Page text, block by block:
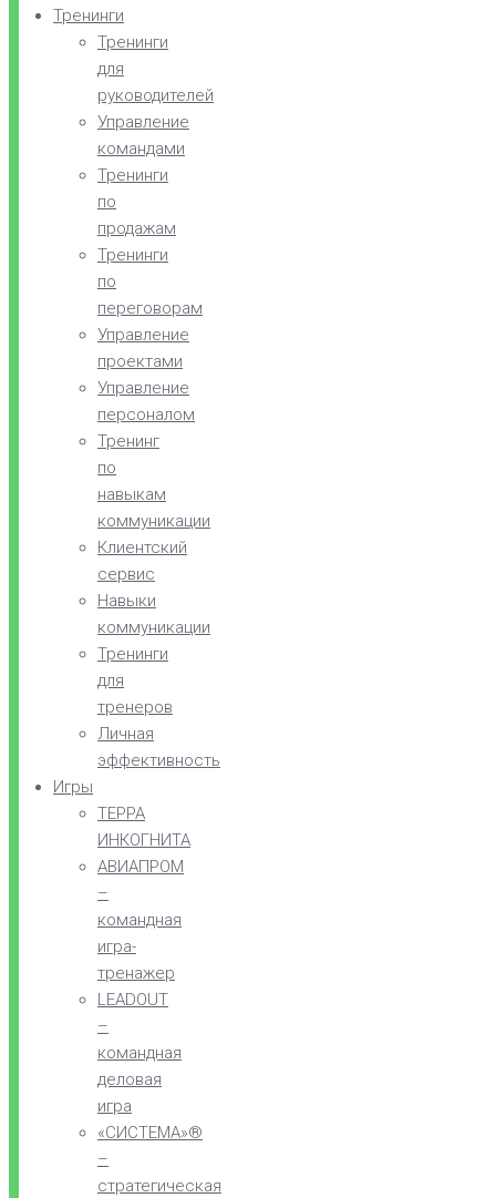
Тренинги
Тренинги
для
руководителей
Управление
командами
Тренинги
по
продажам
Тренинги
по
переговорам
Управление
проектами
Управление
персоналом
Тренинг
по
навыкам
коммуникации
Клиентский
сервис
Навыки
коммуникации
Тренинги
для
тренеров
Личная
эффективность
Игры
ТЕРРА
ИНКОГНИТА
АВИАПРОМ
–
командная
игра-
тренажер
LEADOUT
–
командная
деловая
игра
«СИСТЕМА»®
–
стратегическая